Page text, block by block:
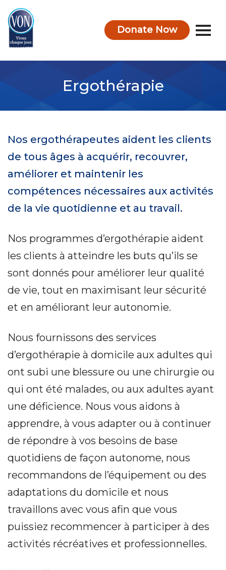
Donate Now
Ergothérapie
Nos ergothérapeutes aident les clients
de tous âges à acquérir, recouvrer,
améliorer et maintenir les
compétences nécessaires aux activités
de la vie quotidienne et au travail.
Nos programmes d’ergothérapie aident
les clients à atteindre les buts qu’ils se
sont donnés pour améliorer leur qualité
de vie, tout en maximisant leur sécurité
et en améliorant leur autonomie.
Nous fournissons des services
d’ergothérapie à domicile aux adultes qui
ont subi une blessure ou une chirurgie ou
qui ont été malades, ou aux adultes ayant
une déficience. Nous vous aidons à
apprendre, à vous adapter ou à continuer
de répondre à vos besoins de base
quotidiens de façon autonome, nous
recommandons de l’équipement ou des
adaptations du domicile et nous
travaillons avec vous afin que vous
puissiez recommencer à participer à des
activités récréatives et professionnelles.